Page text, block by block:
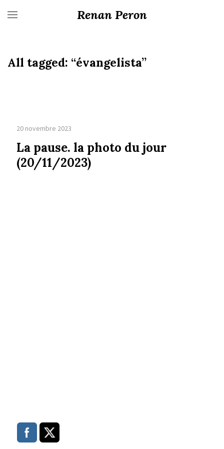
Renan Peron
All tagged: “évangelista”
20 novembre 2023
La pause. la photo du jour
(20/11/2023)